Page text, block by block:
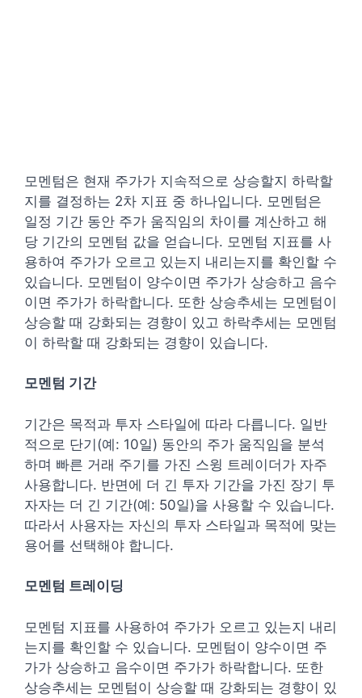
모멘텀은 현재 주가가 지속적으로 상승할지 하락할
지를 결정하는 2차 지표 중 하나입니다. 모멘텀은
일정 기간 동안 주가 움직임의 차이를 계산하고 해
당 기간의 모멘텀 값을 얻습니다. 모멘텀 지표를 사
용하여 주가가 오르고 있는지 내리는지를 확인할 수
있습니다. 모멘텀이 양수이면 주가가 상승하고 음수
이면 주가가 하락합니다. 또한 상승추세는 모멘텀이
상승할 때 강화되는 경향이 있고 하락추세는 모멘텀
이 하락할 때 강화되는 경향이 있습니다.
모멘텀 기간
기간은 목적과 투자 스타일에 따라 다릅니다. 일반
적으로 단기(예: 10일) 동안의 주가 움직임을 분석
하며 빠른 거래 주기를 가진 스윙 트레이더가 자주
사용합니다. 반면에 더 긴 투자 기간을 가진 장기 투
자자는 더 긴 기간(예: 50일)을 사용할 수 있습니다.
따라서 사용자는 자신의 투자 스타일과 목적에 맞는
용어를 선택해야 합니다.
모멘텀 트레이딩
모멘텀 지표를 사용하여 주가가 오르고 있는지 내리
는지를 확인할 수 있습니다. 모멘텀이 양수이면 주
가가 상승하고 음수이면 주가가 하락합니다. 또한
상승추세는 모멘텀이 상승할 때 강화되는 경향이 있